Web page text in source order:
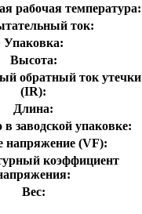
рабочая температура:
ток:
Упаковка:
Высота:
обратный ток утечки
(IR):
Длина:
в заводской упаковке:
напряжение (VF):
коэффициент
Вес: